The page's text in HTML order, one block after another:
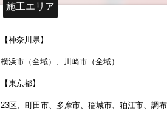
施工エリア
【神奈川県】
横浜市（全域）、川崎市（全域）
【東京都】
23区、町田市、多摩市、稲城市、狛江市、調